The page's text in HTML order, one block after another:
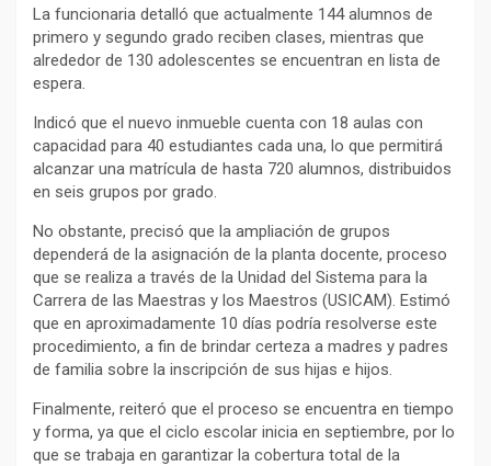
La funcionaria detalló que actualmente 144 alumnos de
primero y segundo grado reciben clases, mientras que
alrededor de 130 adolescentes se encuentran en lista de
espera.
Indicó que el nuevo inmueble cuenta con 18 aulas con
capacidad para 40 estudiantes cada una, lo que permitirá
alcanzar una matrícula de hasta 720 alumnos, distribuidos
en seis grupos por grado.
No obstante, precisó que la ampliación de grupos
dependerá de la asignación de la planta docente, proceso
que se realiza a través de la Unidad del Sistema para la
Carrera de las Maestras y los Maestros (USICAM). Estimó
que en aproximadamente 10 días podría resolverse este
procedimiento, a fin de brindar certeza a madres y padres
de familia sobre la inscripción de sus hijas e hijos.
Finalmente, reiteró que el proceso se encuentra en tiempo
y forma, ya que el ciclo escolar inicia en septiembre, por lo
que se trabaja en garantizar la cobertura total de la